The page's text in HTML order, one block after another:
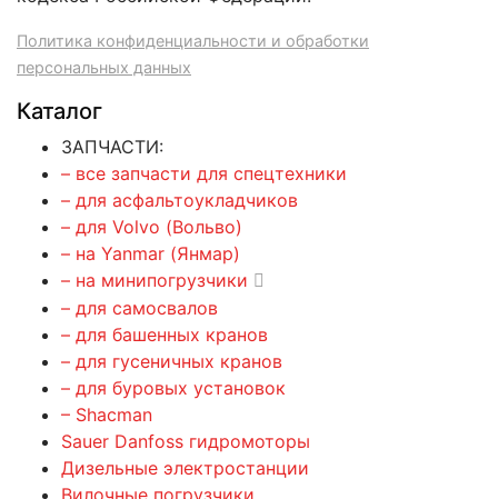
Политика конфиденциальности и обработки
персональных данных
Каталог
ЗАПЧАСТИ:
– все запчасти для спецтехники
– для асфальтоукладчиков
– для Volvo (Вольво)
– на Yanmar (Янмар)
– на минипогрузчики
– для самосвалов
– для башенных кранов
– для гусеничных кранов
– для буровых установок
– Shacman
Sauer Danfoss гидромоторы
Дизельные электростанции
Вилочные погрузчики